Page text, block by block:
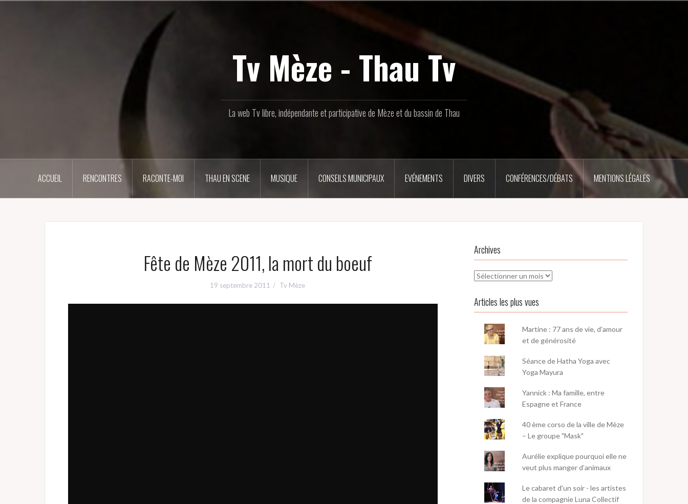
Tv Mèze - Thau Tv
La web Tv libre, indépendante et participative de Mèze et du bassin de Thau
ACCUEIL RENCONTRES RACONTE-MOI THAU EN SCENE MUSIQUE CONSEILS MUNICIPAUX EVÉNEMENTS DIVERS CONFÉRENCES/DÉBATS MENTIONS LÉGALES
Fête de Mèze 2011, la mort du boeuf
19 septembre 2011 Tv Mèze
Archives
Archives
Articles les plus vues
Martine : 77 ans de vie, d'amour
et de générosité
Séance de Hatha Yoga avec
Yoga Mayura
Yannick : Ma famille, entre
Espagne et France
40 ème corso de la ville de Mèze
– Le groupe "Mask"
Aurélie explique pourquoi elle ne
veut plus manger d’animaux
Le cabaret d'un soir - les artistes
de la compagnie Luna Collectif